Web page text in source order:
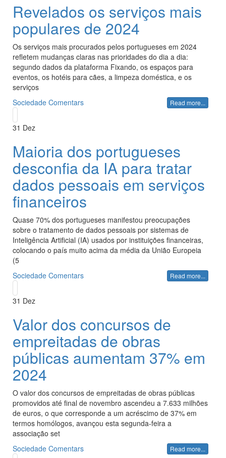
Revelados os serviços mais
populares de 2024
Os serviços mais procurados pelos portugueses em 2024
refletem mudanças claras nas prioridades do dia a dia:
segundo dados da plataforma Fixando, os espaços para
eventos, os hotéis para cães, a limpeza doméstica, e os
serviços
Sociedade Comentars Read more...
31 Dez
Maioria dos portugueses
desconfia da IA para tratar
dados pessoais em serviços
financeiros
Quase 70% dos portugueses manifestou preocupações
sobre o tratamento de dados pessoais por sistemas de
Inteligência Artificial (IA) usados por instituições financeiras,
colocando o país muito acima da média da União Europeia
(5
Sociedade Comentars Read more...
31 Dez
Valor dos concursos de
empreitadas de obras
públicas aumentam 37% em
2024
O valor dos concursos de empreitadas de obras públicas
promovidos até final de novembro ascendeu a 7.633 milhões
de euros, o que corresponde a um acréscimo de 37% em
termos homólogos, avançou esta segunda-feira a
associação set
Sociedade Comentars Read more...